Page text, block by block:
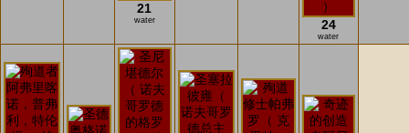
21
water 24
water